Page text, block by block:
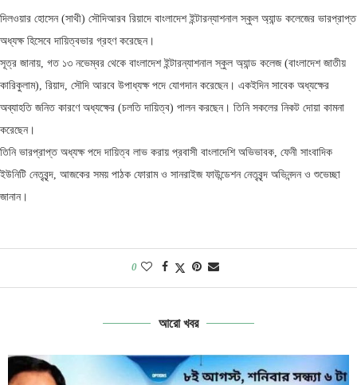
দিলওয়ার হোসেন (সাথী) সৌদিআরব রিয়াদে বাংলাদেশ ইন্টারন্যাশনাল স্কুল অ্যান্ড কলেজের ভারপ্রাপ্ত
অধ্যক্ষ হিসেবে দায়িত্বভার গ্রহণ করেছেন।
সূত্র জানায়, গত ১৩ নভেম্বর থেকে বাংলাদেশ ইন্টারন্যাশনাল স্কুল অ্যান্ড কলেজ (বাংলাদেশ জাতীয়
কারিকুলাম), রিয়াদ, সৌদি আরবে উপাধ্যক্ষ পদে যোগদান করেছেন। একইদিন সাবেক অধ্যক্ষের
অব্যাহতি জনিত কারণে অধ্যক্ষের (চলতি দায়িত্ব) পালন করছেন। তিনি সকলের নিকট দোয়া কামনা
করেছেন।
তিনি ভারপ্রাপ্ত অধ্যক্ষ পদে দায়িত্ব লাভ করায় প্রবাসী বাংলাদেশি অভিভাবক, ফেনী সাংবাদিক
ইউনিটি নেতৃবৃন্দ, আজকের সময় পাঠক ফোরাম ও সানরাইজ ফাউন্ডেশন নেতৃবৃন্দ অভিনন্দন ও শুভেচ্ছা
জানান।
0
আরো খবর